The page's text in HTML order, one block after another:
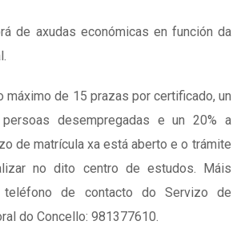
de axudas económicas en función da
máximo de 15 prazas por certificado, un
desempregadas e un 20% a
de matrícula xa está aberto e o trámite
no dito centro de estudos. Máis
teléfono de contacto do Servizo de
do Concello: 981377610.